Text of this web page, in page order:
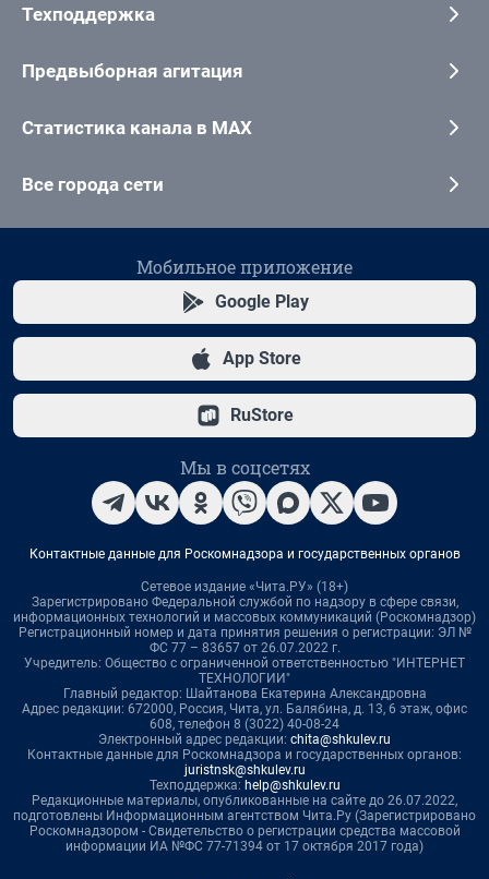
Техподдержка
Предвыборная агитация
Статистика канала в MAX
Все города сети
Мобильное приложение
Google Play
App Store
RuStore
Мы в соцсетях
Контактные данные для Роскомнадзора и государственных органов
Сетевое издание «Чита.РУ» (18+)
Зарегистрировано Федеральной службой по надзору в сфере связи,
информационных технологий и массовых коммуникаций (Роскомнадзор)
Регистрационный номер и дата принятия решения о регистрации: ЭЛ №
ФС 77 – 83657 от 26.07.2022 г.
Учредитель: Общество с ограниченной ответственностью "ИНТЕРНЕТ
ТЕХНОЛОГИИ"
Главный редактор: Шайтанова Екатерина Александровна
Адрес редакции: 672000, Россия, Чита, ул. Балябина, д. 13, 6 этаж, офис
608, телефон 8 (3022) 40-08-24
Электронный адрес редакции: chita@shkulev.ru
Контактные данные для Роскомнадзора и государственных органов:
juristnsk@shkulev.ru
Техподдержка: help@shkulev.ru
Редакционные материалы, опубликованные на сайте до 26.07.2022,
подготовлены Информационным агентством Чита.Ру (Зарегистрировано
Роскомнадзором - Свидетельство о регистрации средства массовой
информации ИА №ФС 77-71394 от 17 октября 2017 года)